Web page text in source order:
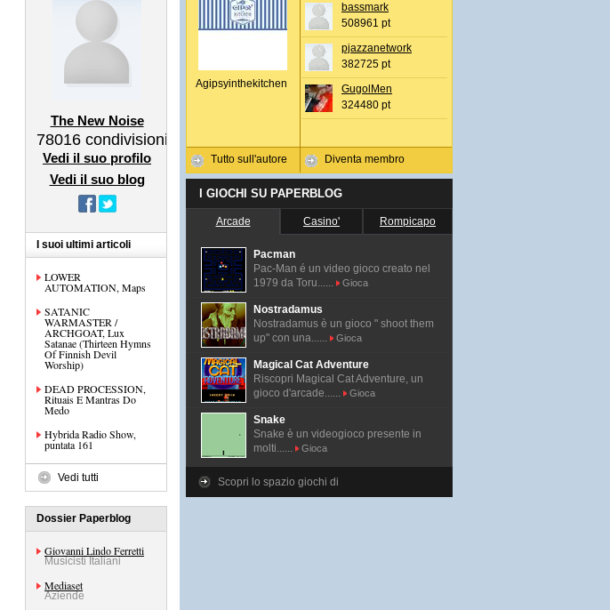
The New Noise
78016 condivisioni
Vedi il suo profilo
Vedi il suo blog
I suoi ultimi articoli
LOWER
AUTOMATION, Maps
SATANIC
WARMASTER /
ARCHGOAT, Lux
Satanae (Thirteen Hymns
Of Finnish Devil
Worship)
DEAD PROCESSION,
Rituais E Mantras Do
Medo
Hybrida Radio Show,
puntata 161
Vedi tutti
Dossier Paperblog
Giovanni Lindo Ferretti
Musicisti Italiani
Mediaset
Aziende
Agipsyinthekitchen
Tutto sull'autore
bassmark
508961 pt
pjazzanetwork
382725 pt
GugolMen
324480 pt
Diventa membro
I GIOCHI SU PAPERBLOG
Arcade Casino' Rompicapo
Pacman
Pac-Man é un video gioco creato nel
1979 da Toru......
Gioca
Nostradamus
Nostradamus è un gioco " shoot them
up" con una......
Gioca
Magical Cat Adventure
Riscopri Magical Cat Adventure, un
gioco d'arcade......
Gioca
Snake
Snake è un videogioco presente in
molti......
Gioca
Scopri lo spazio giochi di